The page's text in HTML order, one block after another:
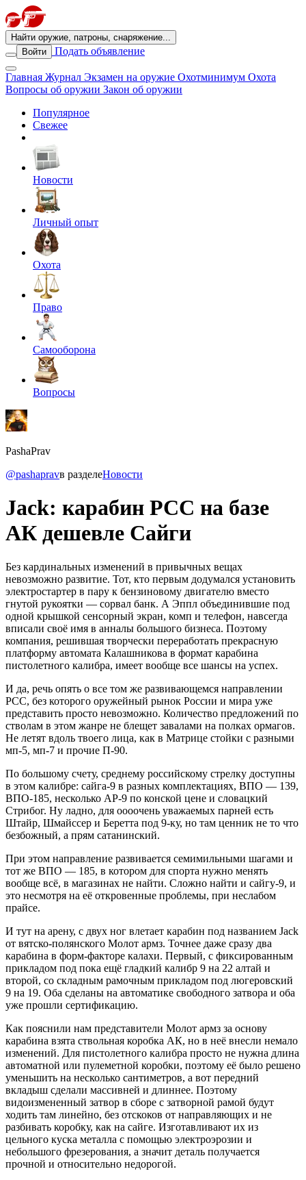
Найти оружие, патроны, снаряжение...
Войти
Подать объявление
Главная Журнал Экзамен на оружие Охотминимум Охота
Вопросы об оружии Закон об оружии
Популярное
Свежее
Новости
Личный опыт
Охота
Право
Самооборона
Вопросы
PashaPrav
@pashapravв разделеНовости
Jack: карабин PCC на базе
АК дешевле Сайги
Без кардинальных изменений в привычных вещах
невозможно развитие. Тот, кто первым додумался установить
электростартер в пару к бензиновому двигателю вместо
гнутой рукоятки — сорвал банк. А Эппл объединившие под
одной крышкой сенсорный экран, комп и телефон, навсегда
вписали своё имя в анналы большого бизнеса. Поэтому
компания, решившая творчески переработать прекрасную
платформу автомата Калашникова в формат карабина
пистолетного калибра, имеет вообще все шансы на успех.
И да, речь опять о все том же развивающемся направлении
PCC, без которого оружейный рынок России и мира уже
представить просто невозможно. Количество предложений по
стволам в этом жанре не блещет завалами на полках ормагов.
Не летят вдоль твоего лица, как в Матрице стойки с разными
мп-5, мп-7 и прочие П-90.
По большому счету, среднему российскому стрелку доступны
в этом калибре: сайга-9 в разных комплектациях, ВПО — 139,
ВПО-185, несколько АР-9 по конской цене и словацкий
Стрибог. Ну ладно, для оооочень уважаемых парней есть
Штайр, Шмайссер и Беретта под 9-ку, но там ценник не то что
безбожный, а прям сатанинский.
При этом направление развивается семимильными шагами и
тот же ВПО — 185, в котором для спорта нужно менять
вообще всё, в магазинах не найти. Сложно найти и сайгу-9, и
это несмотря на её откровенные проблемы, при неслабом
прайсе.
И тут на арену, с двух ног влетает карабин под названием Jack
от вятско-полянского Молот армз. Точнее даже сразу два
карабина в форм-факторе калахи. Первый, с фиксированным
прикладом под пока ещё гладкий калибр 9 на 22 алтай и
второй, со складным рамочным прикладом под люгеровский
9 на 19. Оба сделаны на автоматике свободного затвора и оба
уже прошли сертификацию.
Как пояснили нам представители Молот армз за основу
карабина взята ствольная коробка АК, но в неё внесли немало
изменений. Для пистолетного калибра просто не нужна длина
автоматной или пулеметной коробки, поэтому её было решено
уменьшить на несколько сантиметров, а вот передний
вкладыш сделали массивней и длиннее. Поэтому
видоизмененный затвор в сборе с затворной рамой будут
ходить там линейно, без отскоков от направляющих и не
разбивать коробку, как на сайге. Изготавливают их из
цельного куска металла с помощью электроэрозии и
небольшого фрезерования, а значит деталь получается
прочной и относительно недорогой.